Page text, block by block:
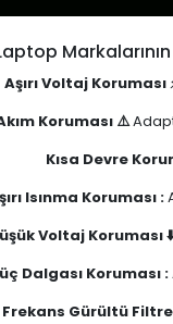
Aşırı Voltaj Koruması
Koruması ⚠️
Kısa Devre
Isınma Koruması :
Voltaj Koruması
Dalgası Koruması :
Frekans Gürültü